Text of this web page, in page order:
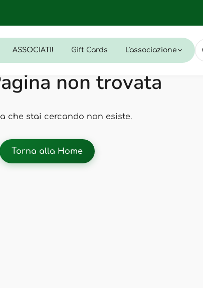
ASSOCIATI! Gift Cards L'associazione
non trovata
che stai cercando non esiste.
Torna alla Home